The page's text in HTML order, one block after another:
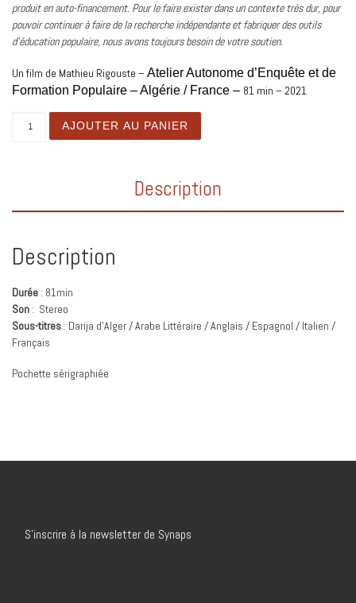
produit en auto-financement. Pour le faire exister dans un contexte très dur, pour
pouvoir continuer à faire de la recherche indépendante et fabriquer des outils
d’éducation populaire, nous avons toujours besoin de votre soutien.
Un film de Mathieu Rigouste – Atelier Autonome d’Enquête et de
Formation Populaire – Algérie / France – 81 min – 2021
AJOUTER AU PANIER
Description
Description
Durée : 81min
Son : Stereo
Sous-titres : Darija d’Alger / Arabe Littéraire / Anglais / Espagnol / Italien /
Français
Pochette sérigraphiée
S’inscrire à la newsletter de Synaps